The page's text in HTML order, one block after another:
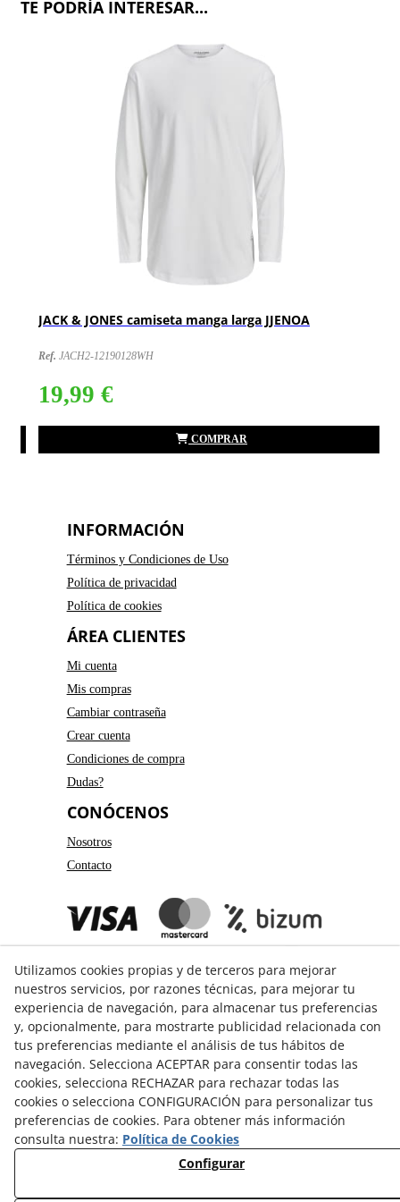
TE PODRÍA INTERESAR...
JACK & JONES camiseta manga larga JJENOA
Ref. JACH2-12190128WH
19,99 €
COMPRAR
INFORMACIÓN
Términos y Condiciones de Uso
Política de privacidad
Política de cookies
ÁREA CLIENTES
Mi cuenta
Mis compras
Cambiar contraseña
Crear cuenta
Condiciones de compra
Dudas?
CONÓCENOS
Nosotros
Contacto
GUÍA DE COMPRA
Formas de pago
Formas de envío
Cambios y devoluciones
Guía de Tallas
© 08/2026 3Catorze - Todos los derechos reservados.
Utilizamos cookies propias y de terceros para mejorar
nuestros servicios, por razones técnicas, para mejorar tu
experiencia de navegación, para almacenar tus preferencias
y, opcionalmente, para mostrarte publicidad relacionada con
tus preferencias mediante el análisis de tus hábitos de
navegación. Selecciona ACEPTAR para consentir todas las
cookies, selecciona RECHAZAR para rechazar todas las
cookies o selecciona CONFIGURACIÓN para personalizar tus
preferencias de cookies. Para obtener más información
consulta nuestra: Política de Cookies
Configurar